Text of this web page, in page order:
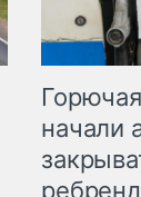
начали